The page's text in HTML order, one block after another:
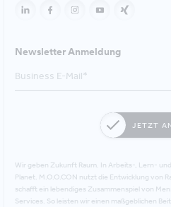
Newsletter Anmeldung
JETZT
Wir geben Zukunft Raum. In Arbeits-, Lern-
Planet. M.O.O.CON nutzt die Entwicklung von
schafft ein lebendiges Zusammenspiel von
Services. So leisten wir einen maßgeblichen